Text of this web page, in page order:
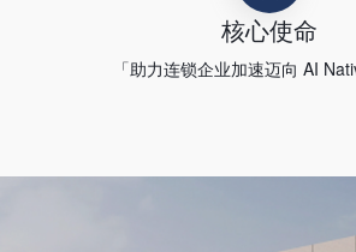
核心使命
「助力连锁企业加速迈向 AI